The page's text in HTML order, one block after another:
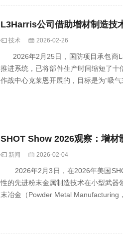
L3Harris公司借助增材制造技
技术 2026-02-26
2026年2月25日，国防项目承包商
推进系统，已将部件生产时间缩短了
作战中心克莱恩开展的，目标是为“吸
SHOT Show 2026观察：增材
新闻 2026-02-04
2026年2月3日，在2026年美国
性的先进粉末金属制造技术在小型武
末冶金（Powder Metal